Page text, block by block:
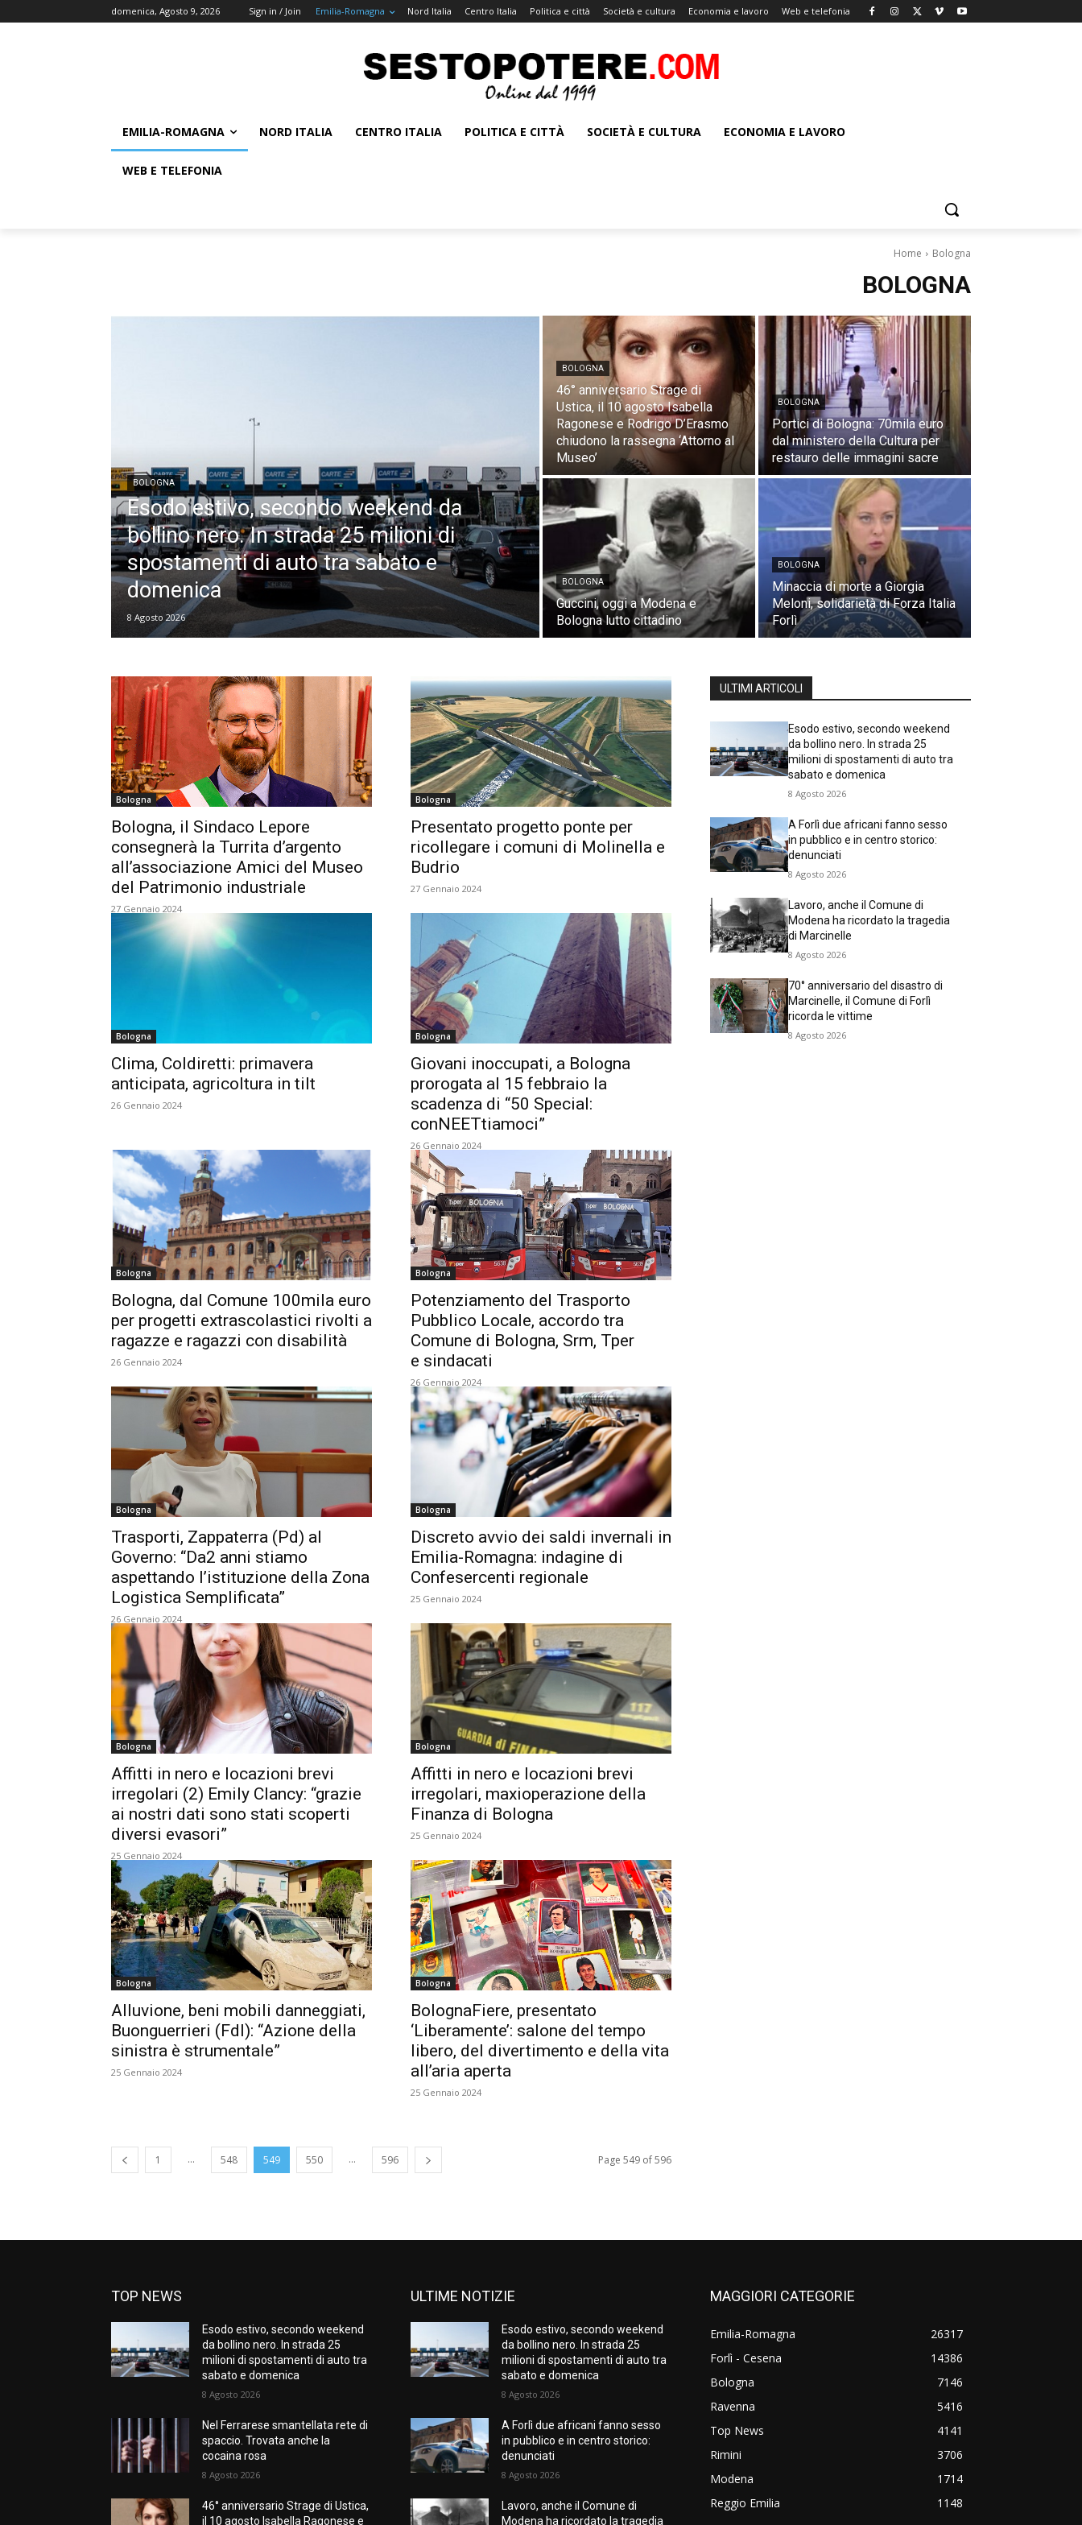
domenica, Agosto 9, 2026 Sign in / Join Emilia-Romagna Nord Italia Centro Italia Politica e città Società e cultura Economia e lavoro Web e telefonia
EMILIA-ROMAGNA NORD ITALIA CENTRO ITALIA POLITICA E CITTÀ SOCIETÀ E CULTURA ECONOMIA E LAVORO
WEB E TELEFONIA
Home Bologna
BOLOGNA
BOLOGNA
Esodo estivo, secondo weekend da
bollino nero. In strada 25 milioni di
spostamenti di auto tra sabato e
domenica
8 Agosto 2026
BOLOGNA
46° anniversario Strage di
Ustica, il 10 agosto Isabella
Ragonese e Rodrigo D’Erasmo
chiudono la rassegna ‘Attorno al
Museo’
BOLOGNA
Portici di Bologna: 70mila euro
dal ministero della Cultura per
restauro delle immagini sacre
BOLOGNA
Guccini, oggi a Modena e
Bologna lutto cittadino
BOLOGNA
Minaccia di morte a Giorgia
Meloni, solidarietà di Forza Italia
Forlì
Bologna
Bologna, il Sindaco Lepore
consegnerà la Turrita d’argento
all’associazione Amici del Museo
del Patrimonio industriale
27 Gennaio 2024
Bologna
Presentato progetto ponte per
ricollegare i comuni di Molinella e
Budrio
27 Gennaio 2024
Bologna
Clima, Coldiretti: primavera
anticipata, agricoltura in tilt
26 Gennaio 2024
Bologna
Giovani inoccupati, a Bologna
prorogata al 15 febbraio la
scadenza di “50 Special:
conNEETtiamoci”
26 Gennaio 2024
Bologna
Bologna, dal Comune 100mila euro
per progetti extrascolastici rivolti a
ragazze e ragazzi con disabilità
26 Gennaio 2024
Bologna
Potenziamento del Trasporto
Pubblico Locale, accordo tra
Comune di Bologna, Srm, Tper
e sindacati
26 Gennaio 2024
Bologna
Trasporti, Zappaterra (Pd) al
Governo: “Da2 anni stiamo
aspettando l’istituzione della Zona
Logistica Semplificata”
26 Gennaio 2024
Bologna
Discreto avvio dei saldi invernali in
Emilia-Romagna: indagine di
Confesercenti regionale
25 Gennaio 2024
Bologna
Affitti in nero e locazioni brevi
irregolari (2) Emily Clancy: “grazie
ai nostri dati sono stati scoperti
diversi evasori”
25 Gennaio 2024
Bologna
Affitti in nero e locazioni brevi
irregolari, maxioperazione della
Finanza di Bologna
25 Gennaio 2024
Bologna
Alluvione, beni mobili danneggiati,
Buonguerrieri (FdI): “Azione della
sinistra è strumentale”
25 Gennaio 2024
Bologna
BolognaFiere, presentato
‘Liberamente’: salone del tempo
libero, del divertimento e della vita
all’aria aperta
25 Gennaio 2024
1 ... 548 549 550 ... 596 Page 549 of 596
ULTIMI ARTICOLI
Esodo estivo, secondo weekend
da bollino nero. In strada 25
milioni di spostamenti di auto tra
sabato e domenica
8 Agosto 2026
A Forlì due africani fanno sesso
in pubblico e in centro storico:
denunciati
8 Agosto 2026
Lavoro, anche il Comune di
Modena ha ricordato la tragedia
di Marcinelle
8 Agosto 2026
70° anniversario del disastro di
Marcinelle, il Comune di Forlì
ricorda le vittime
8 Agosto 2026
TOP NEWS
Esodo estivo, secondo weekend
da bollino nero. In strada 25
milioni di spostamenti di auto tra
sabato e domenica
8 Agosto 2026
Nel Ferrarese smantellata rete di
spaccio. Trovata anche la
cocaina rosa
8 Agosto 2026
46° anniversario Strage di Ustica,
il 10 agosto Isabella Ragonese e
ULTIME NOTIZIE
Esodo estivo, secondo weekend
da bollino nero. In strada 25
milioni di spostamenti di auto tra
sabato e domenica
8 Agosto 2026
A Forlì due africani fanno sesso
in pubblico e in centro storico:
denunciati
8 Agosto 2026
Lavoro, anche il Comune di
Modena ha ricordato la tragedia
MAGGIORI CATEGORIE
Emilia-Romagna
26317
Forlì - Cesena
14386
Bologna
7146
Ravenna
5416
Top News
4141
Rimini
3706
Modena
1714
Reggio Emilia
1148